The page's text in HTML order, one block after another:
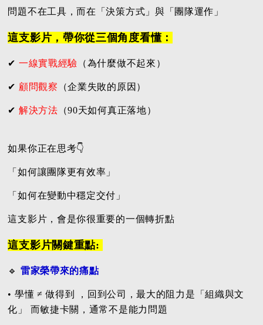
問題不在工具，而在「決策方式」與「團隊運作」
這支影片，帶你從三個角度看懂：
✔ 一線實戰經驗 （為什麼做不起來）
✔ 顧問觀察 （企業失敗的原因）
✔ 解決方法 （90天如何真正落地）
如果你正在思考👇
「如何讓團隊更有效率」
「如何在變動中穩定交付」
這支影片，會是你很重要的一個轉折點
這支影片關鍵重點:
🔹 雷家榮帶來的痛點
• 學懂 ≠ 做得到 ，回到公司，最大的阻力是「組織與文
化」 而敏捷卡關，通常不是能力問題